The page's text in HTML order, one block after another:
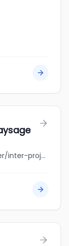
jobbank.gc.ca/browsejobs/employer/inter-projet%2Fconcept+paysage/ca